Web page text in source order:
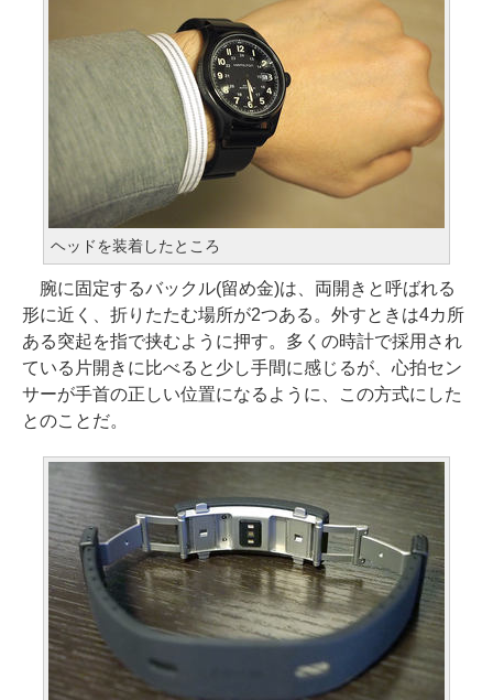
ヘッドを装着したところ
腕に固定するバックル(留め金)は、両開きと呼ばれる
形に近く、折りたたむ場所が2つある。外すときは4カ所
ある突起を指で挟むように押す。多くの時計で採用され
ている片開きに比べると少し手間に感じるが、心拍セン
サーが手首の正しい位置になるように、この方式にした
とのことだ。